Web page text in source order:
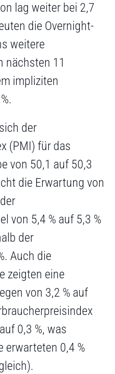
lag weiter bei 2,7
die Overnight-
weitere
nächsten 11
impliziten
der
(PMI) für das
von 50,1 auf 50,3
die Erwartung von
von 5,4 % auf 5,3 %
der
Auch die
zeigten eine
von 3,2 % auf
0,3 %, was
erwarteten 0,4 %